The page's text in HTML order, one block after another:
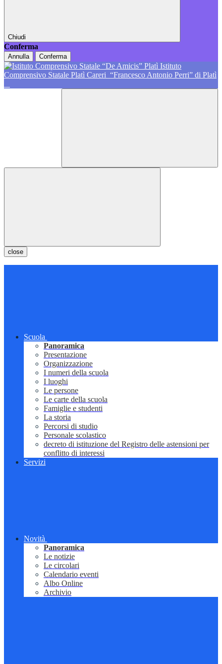
Chiudi
Conferma
Annulla Conferma
Istituto
Comprensivo Statale Platì Careri “Francesco Antonio Perri” di Platì
close
Scuola
Panoramica
Presentazione
Organizzazione
I numeri della scuola
I luoghi
Le persone
Le carte della scuola
Famiglie e studenti
La storia
Percorsi di studio
Personale scolastico
decreto di istituzione del Registro delle astensioni per
conflitto di interessi
Servizi
Novità
Panoramica
Le notizie
Le circolari
Calendario eventi
Albo Online
Archivio